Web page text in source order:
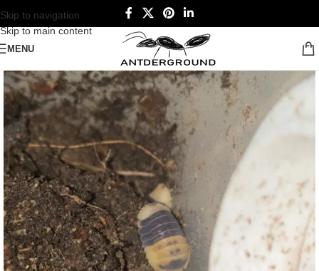
Skip to navigation
Skip to main content
MENU